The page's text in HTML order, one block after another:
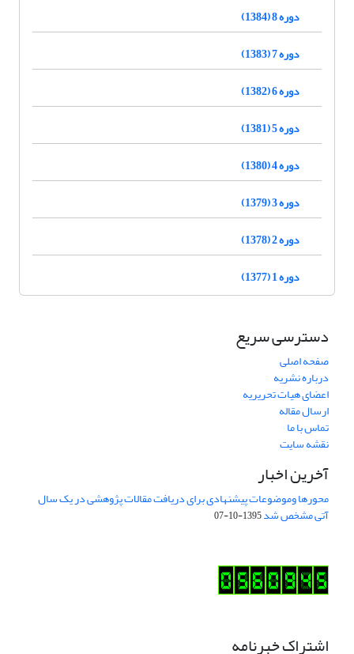
دوره 8 (1384)
دوره 7 (1383)
دوره 6 (1382)
دوره 5 (1381)
دوره 4 (1380)
دوره 3 (1379)
دوره 2 (1378)
دوره 1 (1377)
دسترسی سریع
صفحه اصلی
درباره نشریه
اعضای هیات تحریریه
ارسال مقاله
تماس با ما
نقشه سایت
آخرین اخبار
محورها وموضوعات پیشنهادی برای دریافت مقالات پژوهشی در یک سال
آتی مشخص شد1395-10-07
اشتراک خبرنامه